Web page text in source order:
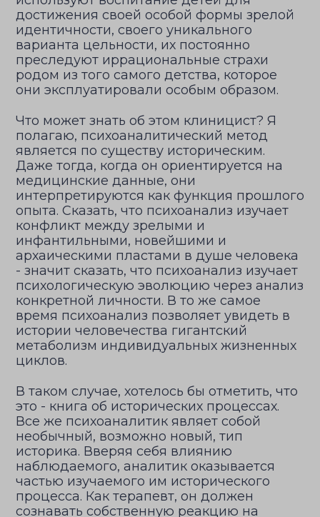
достижения своей особой формы зрелой
идентичности, своего уникального
варианта цельности, их постоянно
преследуют иррациональные страхи
родом из того самого детства, которое
они эксплуатировали особым образом.
Что может знать об этом клиницист? Я
полагаю, психоаналитический метод
является по существу историческим.
Даже тогда, когда он ориентируется на
медицинские данные, они
интерпретируются как функция прошлого
опыта. Сказать, что психоанализ изучает
конфликт между зрелыми и
инфантильными, новейшими и
архаическими пластами в душе человека
- значит сказать, что психоанализ изучает
психологическую эволюцию через анализ
конкретной личности. В то же самое
время психоанализ позволяет увидеть в
истории человечества гигантский
метаболизм индивидуальных жизненных
циклов.
В таком случае, хотелось бы отметить, что
это - книга об исторических процессах.
Все же психоаналитик являет собой
необычный, возможно новый, тип
историка. Вверяя себя влиянию
наблюдаемого, аналитик оказывается
частью изучаемого им исторического
процесса. Как терапевт, он должен
сознавать собственную реакцию на